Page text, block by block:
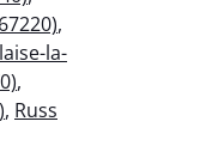
,
la-
,
, Russ